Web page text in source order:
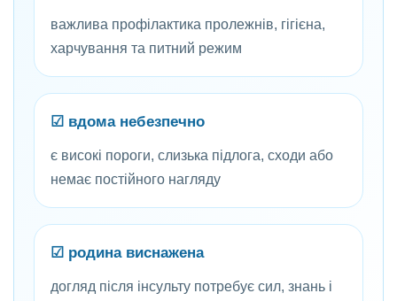
важлива профілактика пролежнів, гігієна,
харчування та питний режим
☑ вдома небезпечно
є високі пороги, слизька підлога, сходи або
немає постійного нагляду
☑ родина виснажена
догляд після інсульту потребує сил, знань і